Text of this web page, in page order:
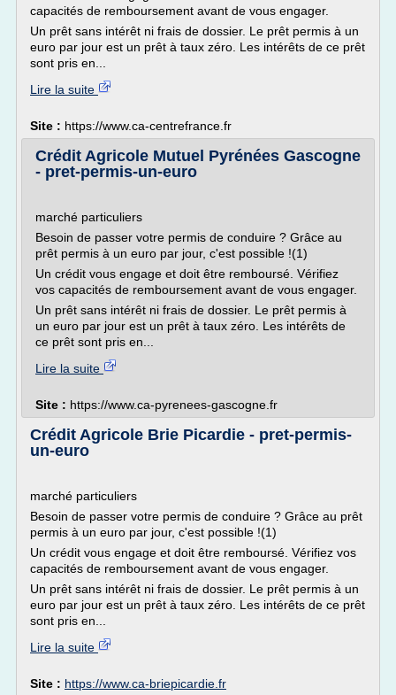
capacités de remboursement avant de vous engager.
Un prêt sans intérêt ni frais de dossier. Le prêt permis à un
euro par jour est un prêt à taux zéro. Les intérêts de ce prêt
sont pris en...
Lire la suite
Site : https://www.ca-centrefrance.fr
Crédit Agricole Mutuel Pyrénées Gascogne
- pret-permis-un-euro
marché particuliers
Besoin de passer votre permis de conduire ? Grâce au
prêt permis à un euro par jour, c'est possible !(1)
Un crédit vous engage et doit être remboursé. Vérifiez
vos capacités de remboursement avant de vous engager.
Un prêt sans intérêt ni frais de dossier. Le prêt permis à
un euro par jour est un prêt à taux zéro. Les intérêts de
ce prêt sont pris en...
Lire la suite
Site : https://www.ca-pyrenees-gascogne.fr
Crédit Agricole Brie Picardie - pret-permis-
un-euro
marché particuliers
Besoin de passer votre permis de conduire ? Grâce au prêt
permis à un euro par jour, c'est possible !(1)
Un crédit vous engage et doit être remboursé. Vérifiez vos
capacités de remboursement avant de vous engager.
Un prêt sans intérêt ni frais de dossier. Le prêt permis à un
euro par jour est un prêt à taux zéro. Les intérêts de ce prêt
sont pris en...
Lire la suite
Site : https://www.ca-briepicardie.fr